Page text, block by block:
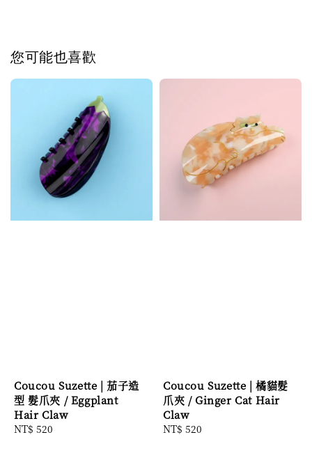
您可能也喜歡
Coucou Suzette | 茄子造
型 髮爪夾 / Eggplant
Hair Claw
Regular
NT$ 520
Coucou Suzette | 橘貓髮
爪夾 / Ginger Cat Hair
Claw
Regular
NT$ 520